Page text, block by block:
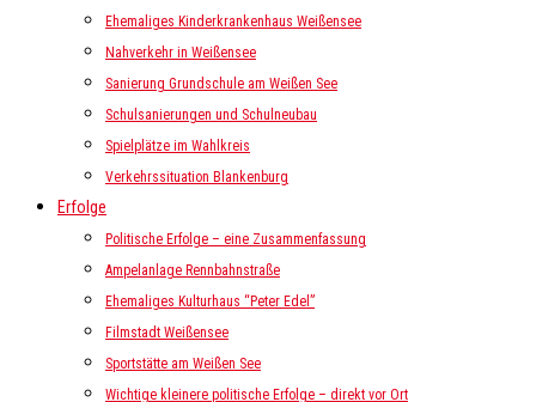
Ehemaliges Kinderkrankenhaus Weißensee
Nahverkehr in Weißensee
Sanierung Grundschule am Weißen See
Schulsanierungen und Schulneubau
Spielplätze im Wahlkreis
Verkehrssituation Blankenburg
Erfolge
Politische Erfolge – eine Zusammenfassung
Ampelanlage Rennbahnstraße
Ehemaliges Kulturhaus “Peter Edel”
Filmstadt Weißensee
Sportstätte am Weißen See
Wichtige kleinere politische Erfolge – direkt vor Ort